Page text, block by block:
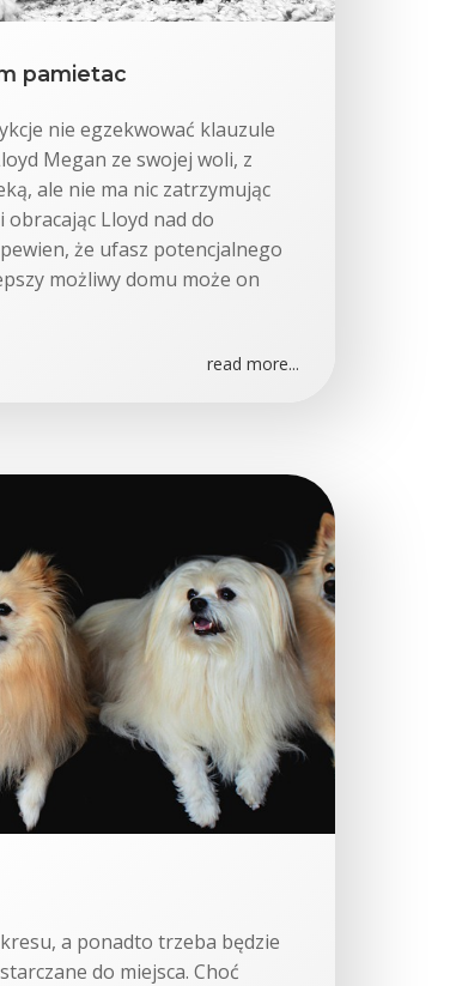
pamietac
nie egzekwować klauzule
Megan ze swojej woli, z
ale nie ma nic zatrzymując
Lloyd nad do
że ufasz potencjalnego
możliwy domu może on
read more...
a ponadto trzeba będzie
do miejsca. Choć